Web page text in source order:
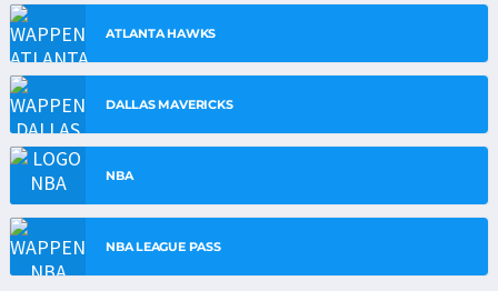
ATLANTA HAWKS
DALLAS MAVERICKS
NBA
NBA LEAGUE PASS